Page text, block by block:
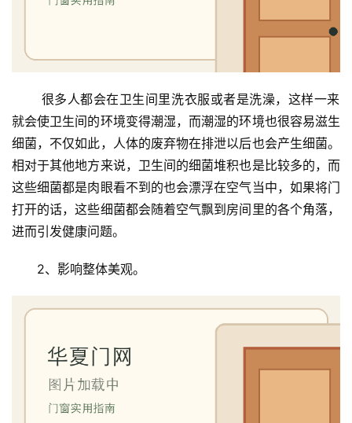
首
就会使卫生间的环境变得潮湿，而潮湿的环境也很容易滋生
细菌，不仅如此，人体的废弃物在排泄以后也会产生细菌。
相对于其他地方来说，卫生间的细菌堆积也是比较多的，而
这些细菌都是肉眼看不到的也会漂浮在空气当中，如果将门
打开的话，这些细菌都会随着空气飘到房间里的各个角落，
进而引发健康问题。
2、影响整体美观。